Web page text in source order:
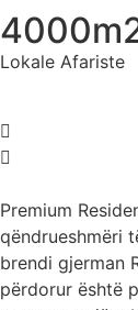
Lokale Afariste
Premium
qëndrueshmëri
brendi gjerman
përdorur është